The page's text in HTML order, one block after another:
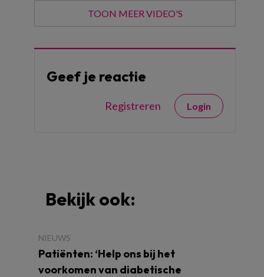
TOON MEER VIDEO'S
Geef je reactie
Registreren Login
Bekijk ook:
NIEUWS
Patiënten: ‘Help ons bij het
voorkomen van diabetische